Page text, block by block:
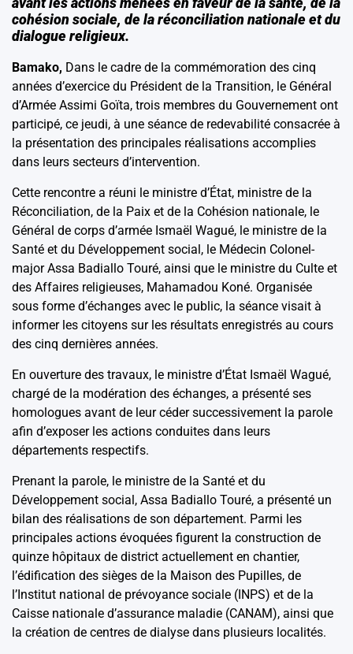
cohésion sociale, de la réconciliation nationale et du
dialogue religieux.
Bamako, Dans le cadre de la commémoration des cinq
années d’exercice du Président de la Transition, le Général
d’Armée Assimi Goïta, trois membres du Gouvernement ont
participé, ce jeudi, à une séance de redevabilité consacrée à
la présentation des principales réalisations accomplies
dans leurs secteurs d’intervention.
Cette rencontre a réuni le ministre d’État, ministre de la
Réconciliation, de la Paix et de la Cohésion nationale, le
Général de corps d’armée Ismaël Wagué, le ministre de la
Santé et du Développement social, le Médecin Colonel-
major Assa Badiallo Touré, ainsi que le ministre du Culte et
des Affaires religieuses, Mahamadou Koné. Organisée
sous forme d’échanges avec le public, la séance visait à
informer les citoyens sur les résultats enregistrés au cours
des cinq dernières années.
En ouverture des travaux, le ministre d’État Ismaël Wagué,
chargé de la modération des échanges, a présenté ses
homologues avant de leur céder successivement la parole
afin d’exposer les actions conduites dans leurs
départements respectifs.
Prenant la parole, le ministre de la Santé et du
Développement social, Assa Badiallo Touré, a présenté un
bilan des réalisations de son département. Parmi les
principales actions évoquées figurent la construction de
quinze hôpitaux de district actuellement en chantier,
l’édification des sièges de la Maison des Pupilles, de
l’Institut national de prévoyance sociale (INPS) et de la
Caisse nationale d’assurance maladie (CANAM), ainsi que
la création de centres de dialyse dans plusieurs localités.